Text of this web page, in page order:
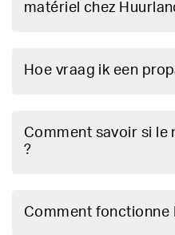
matériel chez
Hoe vraag ik een
Comment savoir si le
?
Comment fonctionne